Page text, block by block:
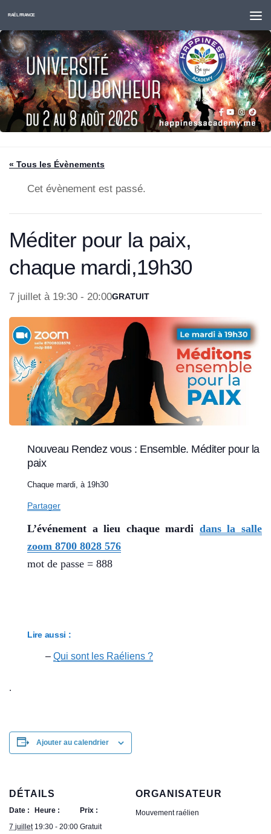
Skip to content
RAËL FRANCE
« Tous les Évènements
Cet évènement est passé.
Méditer pour la paix,
chaque mardi,19h30
7 juillet à 19:30 - 20:00GRATUIT
Nouveau Rendez vous : Ensemble. Méditer pour la
paix
Chaque mardi, à 19h30
Partager
L’événement a lieu chaque mardi dans la salle
zoom 8700 8028 576
mot de passe = 888
Lire aussi :
– Qui sont les Raéliens ?
.
Ajouter au calendrier
DÉTAILS
Date :
7 juillet
Heure :
19:30 - 20:00
Prix :
Gratuit
ORGANISATEUR
Mouvement raélien